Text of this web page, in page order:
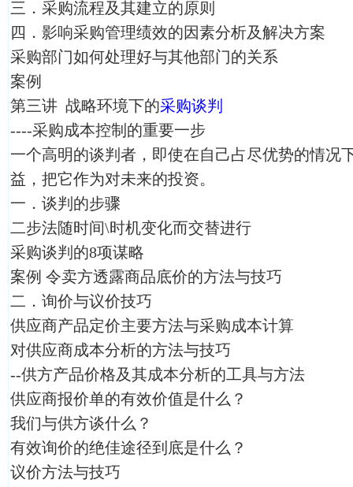
三．采购流程及其建立的原则
四．影响采购管理绩效的因素分析及解决方案
采购部门如何处理好与其他部门的关系
案例
第三讲 战略环境下的采购谈判
----采购成本控制的重要一步
一个高明的谈判者，即使在自己占尽优势的情况
益，把它作为对未来的投资。
一．谈判的步骤
二步法随时间\时机变化而交替进行
采购谈判的8项谋略
案例 令卖方透露商品底价的方法与技巧
二．询价与议价技巧
供应商产品定价主要方法与采购成本计算
对供应商成本分析的方法与技巧
--供方产品价格及其成本分析的工具与方法
供应商报价单的有效价值是什么？
我们与供方谈什么？
有效询价的绝佳途径到底是什么？
议价方法与技巧